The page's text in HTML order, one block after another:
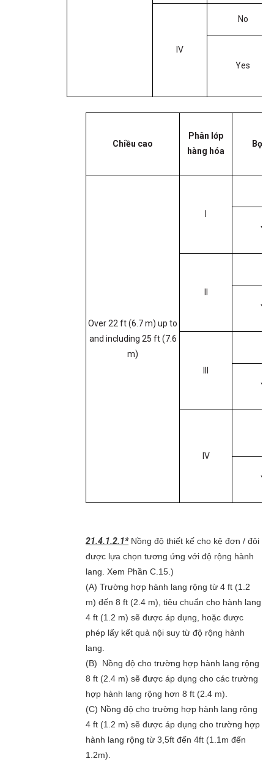
IV
No
Yes
Chiều cao
Phân lớp
hàng hóa
Bọc
Over 22 ft (6.7 m) up to
and including 25 ft (7.6
m)
IV
21.4.1.2.1*Nồng độ thiết kế cho kệ đơn / đôi
được lựa chọn tương ứng với độ rộng hành
lang. Xem Phần C.15.)
(A) Trường hợp hành lang rộng từ 4 ft (1.2
m) đến 8 ft (2.4 m), tiêu chuẩn cho hành lang
4 ft (1.2 m) sẽ được áp dụng, hoặc được
phép lấy kết quả nội suy từ độ rộng hành
lang.
(B) Nồng độ cho trường hợp hành lang rộng
8 ft (2.4 m) sẽ được áp dụng cho các trường
hợp hành lang rộng hơn 8 ft (2.4 m).
(C) Nồng độ cho trường hợp hành lang rộng
4 ft (1.2 m) sẽ được áp dụng cho trường hợp
hành lang rộng từ 3,5ft đến 4ft (1.1m đến
1.2m).